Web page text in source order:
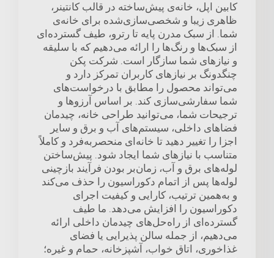
کابین اپل، خانه‌ی پیش‌ساخته در قالب کانتینر،
ظاهری زیبا و شخصی‌سازی‌شده برای خانه‌ی
شما. از سبک مدرن پایه تا رترو، طیف گسترده‌ای
از سبک‌ها و رنگ‌ها را ارائه می‌دهیم که با سلیقه
و نیازهای شما سازگار است. شرکت پکن
چنگدونگ بر نیازهای کاربران تمرکز دارد و
می‌تواند محصول را مطابق با درخواست‌های
شما سفارشی‌سازی کند. بر اساس آرزوها و
ترجیحات شما، می‌توانید طراحی خانه، چیدمان
فضاهای داخلی، سیستم‌های آب و برق و سایر
اجزا را تغییر دهید تا خانه‌ای منحصربه‌فرد و کاملاً
متناسب با نیازهای شما ایجاد شود. پیش‌ساختن
لوله‌های برق و آب، زمان‌بر بودن فرآیند بازچینی
لوله‌ها پس از اتمام دکوراسیون را حذف می‌کند
و به‌همین ترتیب، کارایی و کیفیت اجرای
دکوراسیون را افزایش می‌دهد. ما طیف
گسترده‌ای از راه‌حل‌های چیدمان داخلی ارائه
می‌دهیم، از جمله سالن پذیرایی یا فضای
غذاخوری، اتاق خواب، آشپزخانه، حمام و غیره؛